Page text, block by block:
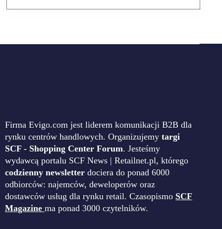
Firma Evigo.com jest liderem komunikacji B2B dla
rynku centrów handlowych. Organizujemy targi
SCF - Shopping Center Forum. Jesteśmy
wydawcą portalu SCF News | Retailnet.pl, którego
codzienny newsletter dociera do ponad 6000
odbiorców: najemców, deweloperów oraz
dostawców usług dla rynku retail. Czasopismo SCF
Magazine ma ponad 3000 czytelników.